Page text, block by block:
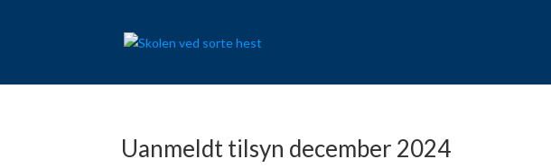
Uanmeldt tilsyn december 2024